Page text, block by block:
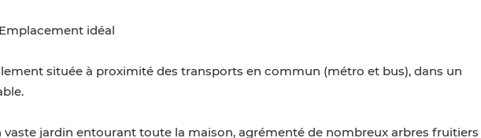
idéal
située à proximité des transports en commun (métro et bus), dans un
vaste jardin entourant toute la maison, agrémenté de nombreux arbres fruitiers